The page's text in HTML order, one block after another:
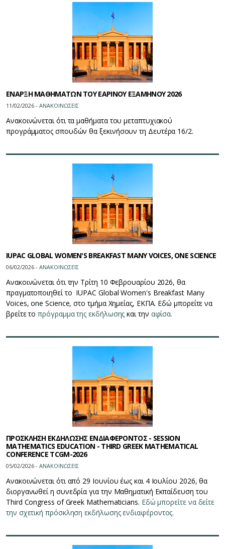
ΕΝΑΡΞΗ ΜΑΘΗΜΑΤΩΝ ΤΟΥ ΕΑΡΙΝΟΥ ΕΞΑΜΗΝΟΥ 2026
11/02/2026 - ΑΝΑΚΟΙΝΩΣΕΙΣ
Ανακοινώνεται ότιτα μαθήματα του μεταπτυχιακού
προγράμματος σπουδών θα ξεκινήσουν τη Δευτέρα 16/2.
IUPAC GLOBAL WOMEN'S BREAKFAST MANY VOICES, ONE SCIENCE
06/02/2026 - ΑΝΑΚΟΙΝΩΣΕΙΣ
Ανακοινώνεται ότι την Τρίτη 10 Φεβρουαρίου 2026, θα
πραγματοποιηθεί το IUPAC Global Women's Breakfast Many
Voices, one Science, στο τμήμα Χημείας, ΕΚΠΑ. Εδώ μπορείτε να
βρείτε τοπρόγραμμα της εκδήλωσης και την αφίσα.
ΠΡΟΣΚΛΗΣΗ ΕΚΔΗΛΩΣΗΣ ΕΝΔΙΑΦΕΡΟΝΤΟΣ - SESSION
MATHEMATICS EDUCATION - THIRD GREEK MATHEMATICAL
CONFERENCE TCGM-2026
05/02/2026 - ΑΝΑΚΟΙΝΩΣΕΙΣ
Ανακοινώνεται ότι από 29 Ιουνίου έως και 4 Ιουλίου 2026, θα
διοργανωθεί η συνεδρία για την Μαθηματική Εκπαίδευση του
Third Congress of Greek Mathematicians. Εδώ μπορείτε να δείτε
την σχετική πρόσκληση εκδήλωσης ενδιαφέροντος.